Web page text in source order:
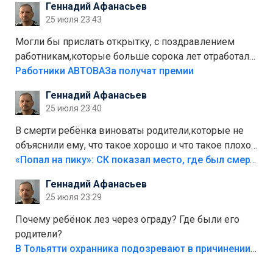
Штрафы мизерные.
Геннадий Афанасьев
25 июля 23:43
Могли бы прислать открытку, с поздравлением
работникам,которые больше сорока лет отработали
на предприятии.
Работники АВТОВАЗа получат премии
Геннадий Афанасьев
25 июля 23:40
В смерти ребёнка виноваты родители,которые не
объяснили ему, что такое хорошо и что такое плохо!
Лезть через такой забор,верх безумия,есть же
свою судьбу.
«Попал на пику»: СК показал место, где был смертельно травмирован ребенок в Тольятти
Геннадий Афанасьев
25 июля 23:29
Почему ребёнок лез через ограду? Где были его
родители?
В Тольятти охранника подозревают в причинении смерти ребенку